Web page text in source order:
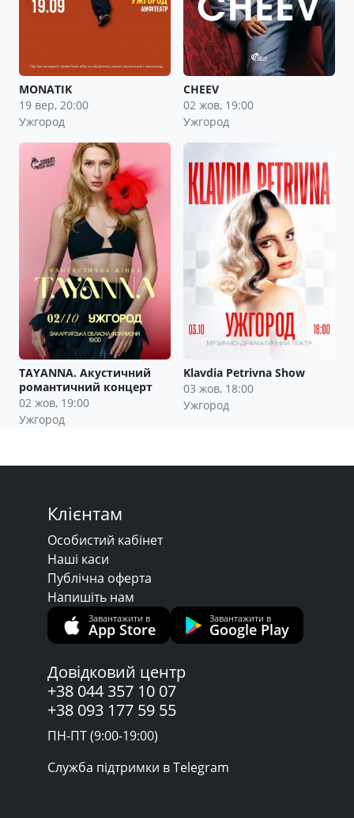
MONATIK
19 вер, 20:00
Ужгород
CHEEV
02 жов, 19:00
Ужгород
TAYANNA. Акустичний
романтичний концерт
02 жов, 19:00
Ужгород
Klavdia Petrivna Show
03 жов, 18:00
Ужгород
Клієнтам
Особистий кабінет
Наші каси
Публічна оферта
Напишіть нам
Завантажити в
App Store
Завантажити в
Google Play
Довідковий центр
+38 044 357 10 07
+38 093 177 59 55
ПН-ПТ (9:00-19:00)
Служба підтримки в Telegram